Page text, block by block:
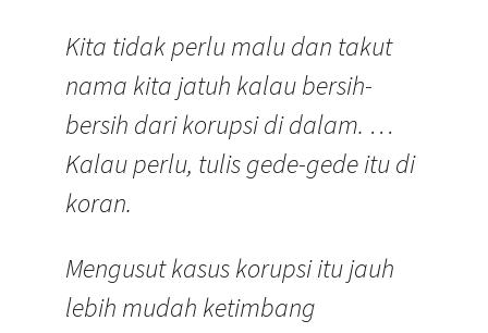
Kita tidak perlu malu dan takut
nama kita jatuh kalau bersih-
bersih dari korupsi di dalam. …
Kalau perlu, tulis gede-gede itu di
koran.
Mengusut kasus korupsi itu jauh
lebih mudah ketimbang